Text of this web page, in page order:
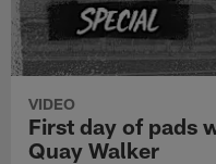
VIDEO
First day of pads
Quay Walker